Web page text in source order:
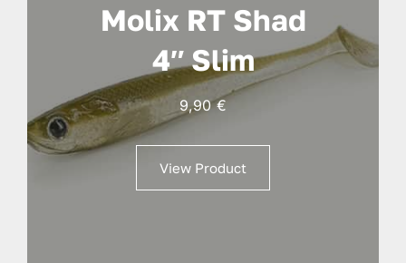
Molix RT Shad
4″ Slim
9,90€
View Product